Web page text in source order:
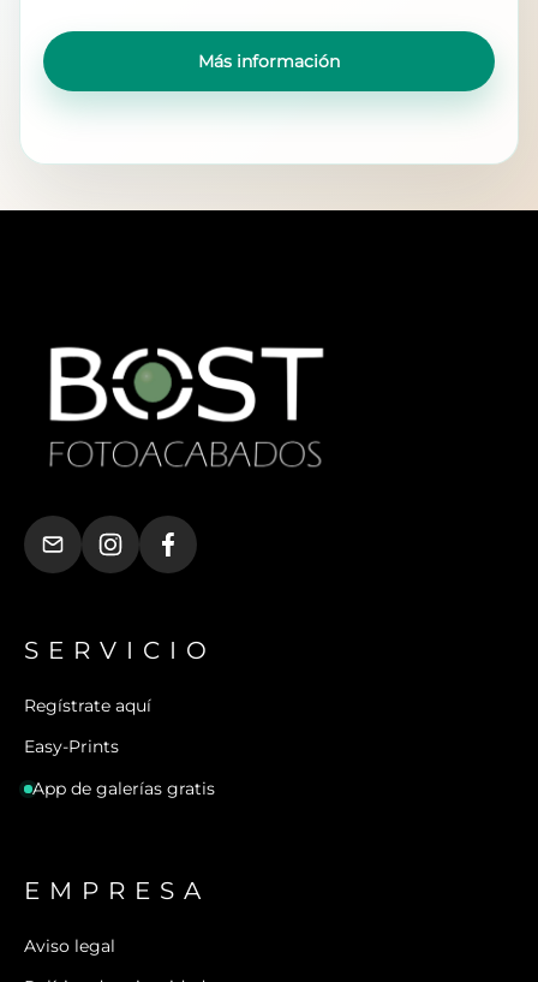
Más información
SERVICIO
Regístrate aquí
Easy-Prints
App de galerías gratis
EMPRESA
Aviso legal